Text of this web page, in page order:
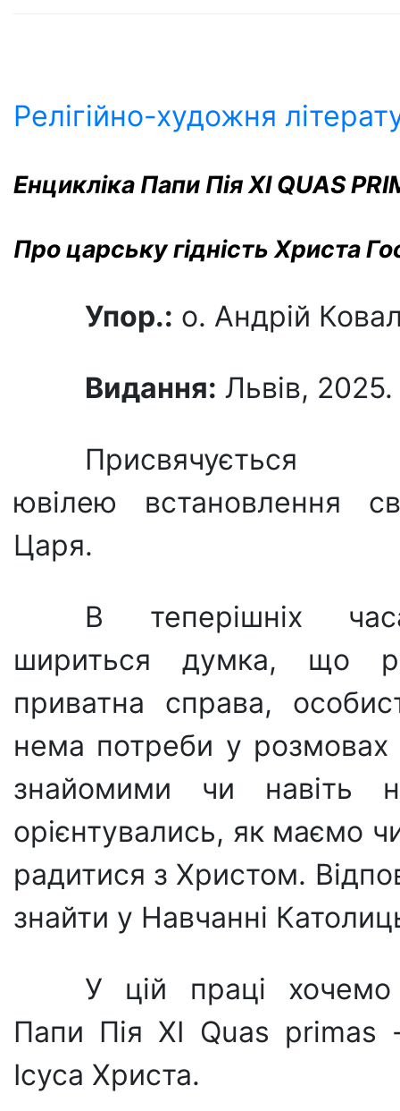
Релігійно-художня
Енцикліка Папи Пія ХІ QUAS
Про царську гідність Христа
Упор.: о. Андрій
Видання: Львів,
Присвячується
ювілею встановлення
Царя.
В теперішніх
шириться думка, що
приватна справа,
нема потреби у розмовах
знайомими чи навіть
орієнтувались, як маємо
радитися з Христом.
знайти у Навчанні
У цій праці
Папи Пія ХІ Quas primas
Ісуса Христа.